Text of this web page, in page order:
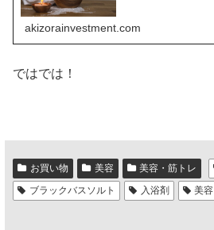
akizorainvestment.com
ではでは！
お買い物 美容 美容・筋トレ
ブラックバスソルト
入浴剤 美容